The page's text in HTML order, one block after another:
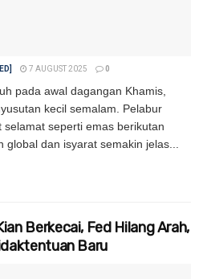
7 AUGUST 2025 0
pada awal dagangan Khamis,
kecil semalam. Pelabur
seperti emas berikutan
dan isyarat semakin jelas...
Berkecai, Fed Hilang Arah,
Baru